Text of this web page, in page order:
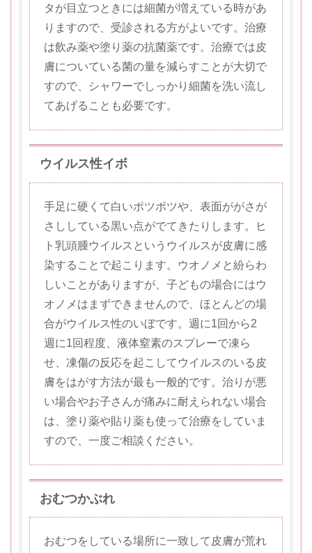
タが目立つときには細菌が増えている時があ
りますので、受診される方がよいです。治療
は飲み薬や塗り薬の抗菌薬です。治療では皮
膚についている菌の量を減らすことが大切で
すので、シャワーでしっかり細菌を洗い流し
てあげることも必要です。
ウイルス性イボ
手足に硬くて白いポツポツや、表面ががさが
さししている黒い点がでてきたりします。ヒ
ト乳頭腫ウイルスというウイルスが皮膚に感
染することで起こります。ウオノメと紛らわ
しいことがありますが、子どもの場合にはウ
オノメはまずできませんので、ほとんどの場
合がウイルス性のいぼです。週に1回から2
週に1回程度、液体窒素のスプレーで凍ら
せ、凍傷の反応を起こしてウイルスのいる皮
膚をはがす方法が最も一般的です。治りが悪
い場合やお子さんが痛みに耐えられない場合
は、塗り薬や貼り薬も使って治療をしていま
すので、一度ご相談ください。
おむつかぶれ
おむつをしている場所に一致して皮膚が荒れ